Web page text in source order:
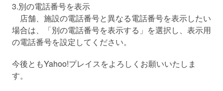
3.別の電話番号を表示
店舗、施設の電話番号と異なる電話番号を表示したい
場合は、「別の電話番号を表示する」を選択し、表示用
の電話番号を設定してください。
今後ともYahoo!プレイスをよろしくお願いいたしま
す。